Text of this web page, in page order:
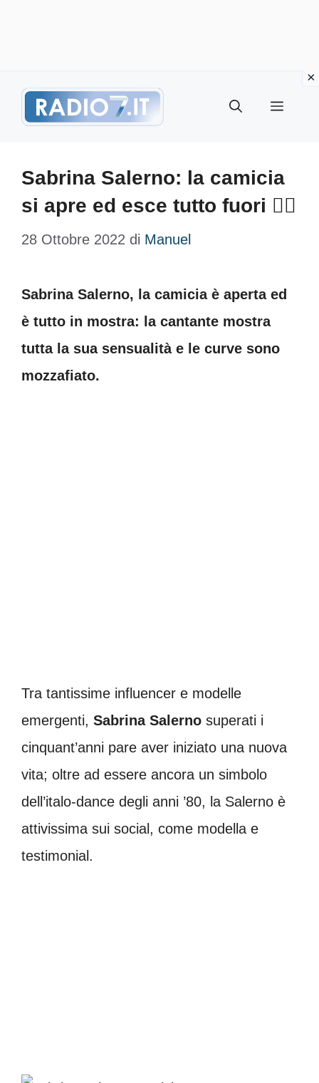
Menu
Sabrina Salerno: la camicia
si apre ed esce tutto fuori ❤️‍🔥
28 Ottobre 2022 di Manuel
Sabrina Salerno, la camicia è aperta ed
è tutto in mostra: la cantante mostra
tutta la sua sensualità e le curve sono
mozzafiato.
Tra tantissime influencer e modelle
emergenti, Sabrina Salerno superati i
cinquant’anni pare aver iniziato una nuova
vita; oltre ad essere ancora un simbolo
dell’italo-dance degli anni ’80, la Salerno è
attivissima sui social, come modella e
testimonial.